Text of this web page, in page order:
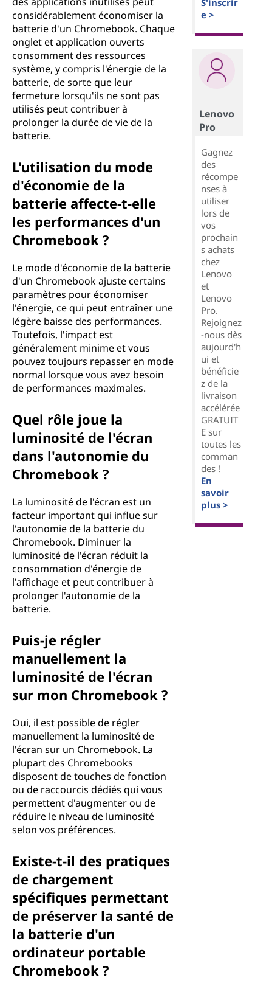
considérablement économiser la
batterie d'un Chromebook. Chaque
onglet et application ouverts
consomment des ressources
système, y compris l'énergie de la
batterie, de sorte que leur
fermeture lorsqu'ils ne sont pas
utilisés peut contribuer à
prolonger la durée de vie de la
batterie.
L'utilisation du mode
d'économie de la
batterie affecte-t-elle
les performances d'un
Chromebook ?
Le mode d'économie de la batterie
d'un Chromebook ajuste certains
paramètres pour économiser
l'énergie, ce qui peut entraîner une
légère baisse des performances.
Toutefois, l'impact est
généralement minime et vous
pouvez toujours repasser en mode
normal lorsque vous avez besoin
de performances maximales.
Quel rôle joue la
luminosité de l'écran
dans l'autonomie du
Chromebook ?
La luminosité de l'écran est un
facteur important qui influe sur
l'autonomie de la batterie du
Chromebook. Diminuer la
luminosité de l'écran réduit la
consommation d'énergie de
l'affichage et peut contribuer à
prolonger l'autonomie de la
batterie.
Puis-je régler
manuellement la
luminosité de l'écran
sur mon Chromebook ?
Oui, il est possible de régler
manuellement la luminosité de
l'écran sur un Chromebook. La
plupart des Chromebooks
disposent de touches de fonction
ou de raccourcis dédiés qui vous
permettent d'augmenter ou de
réduire le niveau de luminosité
selon vos préférences.
Existe-t-il des pratiques
de chargement
spécifiques permettant
de préserver la santé de
la batterie d'un
ordinateur portable
Chromebook ?
S'inscrir
e >
Lenovo
Pro
Gagnez
des
récompe
nses à
utiliser
lors de
vos
prochain
s achats
chez
Lenovo
et
Lenovo
Pro.
Rejoignez
-nous dès
aujourd'h
ui et
bénéficie
z de la
livraison
accélérée
GRATUIT
E sur
toutes les
comman
des !
En
savoir
plus >